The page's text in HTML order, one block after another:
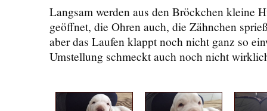
Langsam werden aus den Bröckchen kleine
geöffnet, die Ohren auch, die Zähnchen
aber das Laufen klappt noch nicht ganz so
Umstellung schmeckt auch noch nicht